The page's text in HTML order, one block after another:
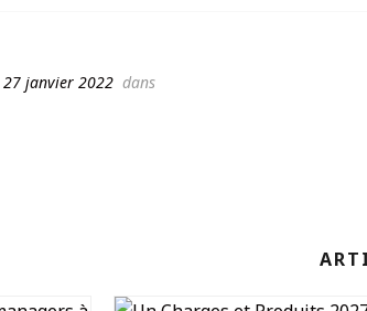
27 janvier 2022 dans